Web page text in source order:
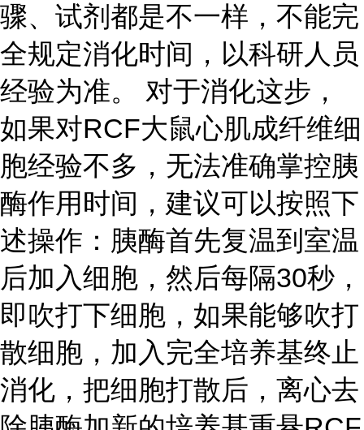
骤、试剂都是不一样，不能完
全规定消化时间，以科研人员
经验为准。 对于消化这步，
如果对RCF大鼠心肌成纤维细
胞经验不多，无法准确掌控胰
酶作用时间，建议可以按照下
述操作：胰酶首先复温到室温
后加入细胞，然后每隔30秒，
即吹打下细胞，如果能够吹打
散细胞，加入完全培养基终止
消化，把细胞打散后，离心去